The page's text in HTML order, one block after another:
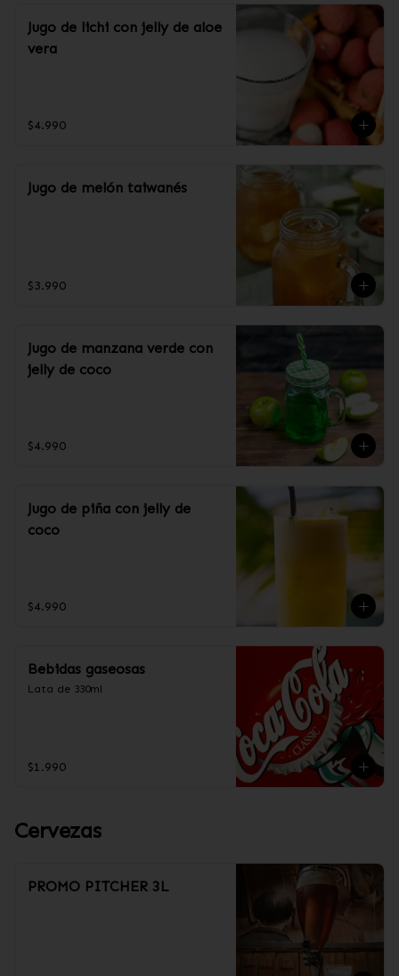
Jugo de lichi con jelly de aloe
vera
$4.990
Jugo de melón taiwanés
$3.990
Jugo de manzana verde con
jelly de coco
$4.990
Jugo de piña con jelly de
coco
$4.990
Bebidas gaseosas
Lata de 330ml
$1.990
Cervezas
PROMO PITCHER 3L